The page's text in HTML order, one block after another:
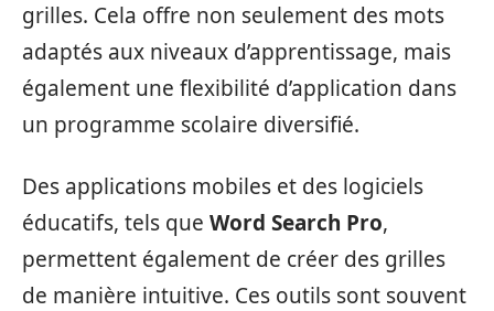
grilles. Cela offre non seulement des mots
adaptés aux niveaux d’apprentissage, mais
également une flexibilité d’application dans
un programme scolaire diversifié.
Des applications mobiles et des logiciels
éducatifs, tels que Word Search Pro,
permettent également de créer des grilles
de manière intuitive. Ces outils sont souvent